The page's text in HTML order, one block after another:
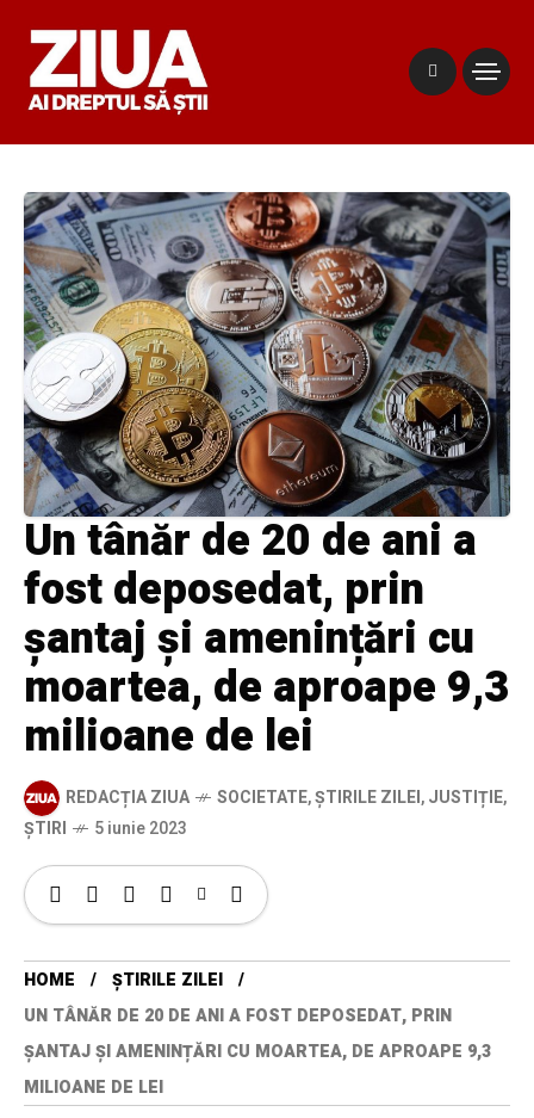
Un tânăr de 20 de ani a
fost deposedat, prin
șantaj și amenințări cu
moartea, de aproape 9,3
milioane de lei
REDACȚIA ZIUA SOCIETATE,ȘTIRILE ZILEI,JUSTIȚIE,
ȘTIRI
5 iunie 2023
HOME
ȘTIRILE ZILEI
UN TÂNĂR DE 20 DE ANI A FOST DEPOSEDAT, PRIN
ȘANTAJ ȘI AMENINȚĂRI CU MOARTEA, DE APROAPE 9,3
MILIOANE DE LEI